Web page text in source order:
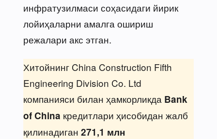
инфратузилмаси соҳасидаги йирик
лойиҳаларни амалга ошириш
режалари акс этган.
Хитойнинг China Construction Fifth
Engineering Division Co. Ltd
компанияси билан ҳамкорликда Bank
of China кредитлари ҳисобидан жалб
қилинадиган 271,1 млн